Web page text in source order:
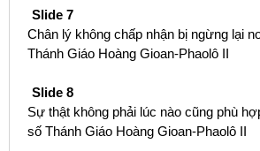
Slide 7
Chân lý không chấp nhận bị ngừng lại
Thánh Giáo Hoàng Gioan-Phaolô II
Slide 8
Sự thật không phải lúc nào cũng phù
số Thánh Giáo Hoàng Gioan-Phaolô II